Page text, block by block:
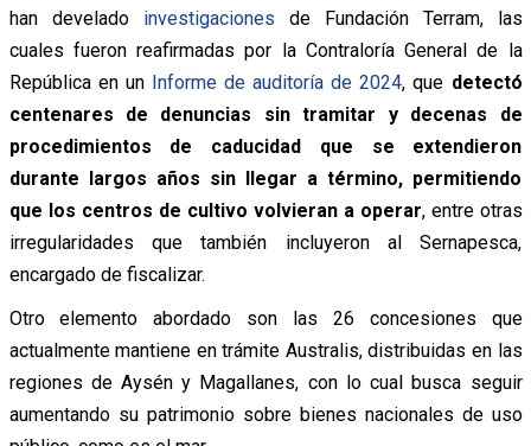
han develado investigaciones de Fundación Terram, las
cuales fueron reafirmadas por la Contraloría General de la
República en un Informe de auditoría de 2024, que detectó
centenares de denuncias sin tramitar y decenas de
procedimientos de caducidad que se extendieron
durante largos años sin llegar a término, permitiendo
que los centros de cultivo volvieran a operar, entre otras
irregularidades que también incluyeron al Sernapesca,
encargado de fiscalizar.
Otro elemento abordado son las 26 concesiones que
actualmente mantiene en trámite Australis, distribuidas en las
regiones de Aysén y Magallanes, con lo cual busca seguir
aumentando su patrimonio sobre bienes nacionales de uso